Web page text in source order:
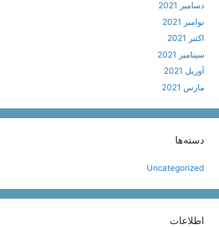
دسامبر 2021
نوامبر 2021
اکتبر 2021
سپتامبر 2021
آوریل 2021
مارس 2021
دسته‌ها
Uncategorized
اطلاعات